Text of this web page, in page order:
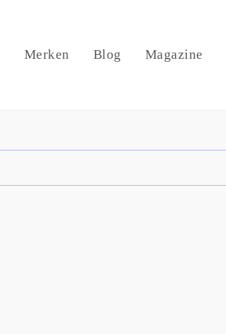
Merken Blog Magazine